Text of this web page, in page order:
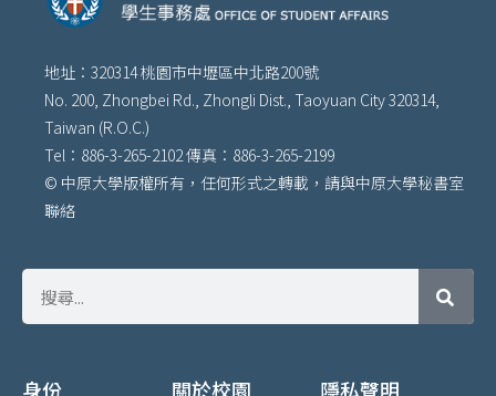
地址：320314 桃園市中壢區中北路200號
No. 200, Zhongbei Rd., Zhongli Dist., Taoyuan City 320314,
Taiwan (R.O.C.)
Tel：886-3-265-2102 傳真：886-3-265-2199
© 中原大學版權所有，任何形式之轉載，請與中原大學秘書室
聯絡
身份 關於校園 隱私聲明